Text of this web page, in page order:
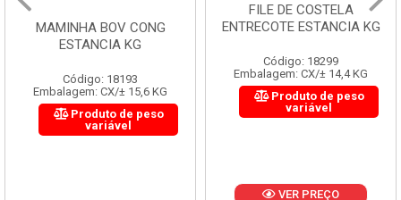
MAMINHA BOV CONG
ESTANCIA KG
Código: 18193
Embalagem: CX/± 15,6 KG
Produto de peso
variável
FILE DE COSTELA
ENTRECOTE ESTANCIA KG
Código: 18299
Embalagem: CX/± 14,4 KG
Produto de peso
variável
VER PREÇO